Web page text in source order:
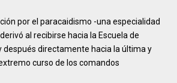
por el paracaidismo -una especialidad
al recibirse hacia la Escuela de
después directamente hacia la última y
curso de los comandos